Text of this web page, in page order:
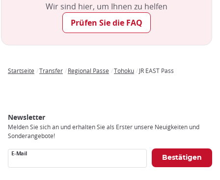
Wir sind hier, um Ihnen zu helfen
Prüfen Sie die FAQ
Startseite Transfer Regional Passe Tohoku JR EAST Pass
Newsletter
Melden Sie sich an und erhalten Sie als Erster unsere Neuigkeiten und
Sonderangebote!
E-Mail